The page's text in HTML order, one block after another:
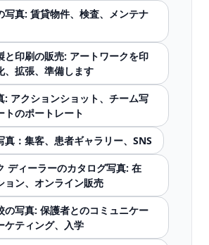
写真: 賃貸物件、検査、メンテナ
と印刷の販売: アートワークを印
、拡張、準備します
: アクションショット、チーム写
トのポートレート
真：集客、患者ギャラリー、SNS
ディーラーのカタログ写真: 在
ョン、オンライン販売
の写真: 保護者とのコミュニケー
ケティング、入学